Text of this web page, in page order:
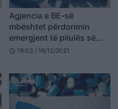
Agjencia e BE-së
mbështet përdorimin
emergjent të pilulës së
Pfizer kundër COVID-19
schedule 18:03 / 16/12/2021